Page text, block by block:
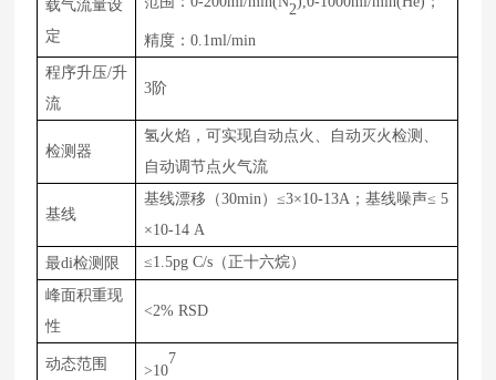
载气流量设
定
2
精度：0.1ml/min
程序升压/升
流
3阶
检测器
氢火焰，可实现自动点火、自动灭火检测、
自动调节点火气流
基线
基线漂移（30min）≤3×10-13A；基线噪声≤ 5
×10-14 A
最di检测限
≤1.5pg C/s（正十六烷）
峰面积重现
性
<2% RSD
动态范围 >10
7